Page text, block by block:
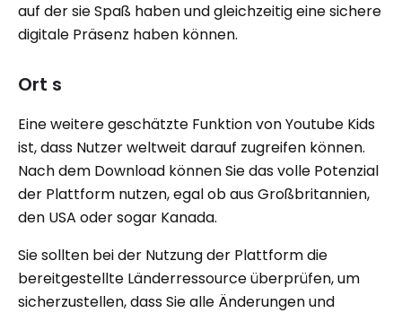
auf der sie Spaß haben und gleichzeitig eine sichere
digitale Präsenz haben können.
Ort s
Eine weitere geschätzte Funktion von Youtube Kids
ist, dass Nutzer weltweit darauf zugreifen können.
Nach dem Download können Sie das volle Potenzial
der Plattform nutzen, egal ob aus Großbritannien,
den USA oder sogar Kanada.
Sie sollten bei der Nutzung der Plattform die
bereitgestellte Länderressource überprüfen, um
sicherzustellen, dass Sie alle Änderungen und